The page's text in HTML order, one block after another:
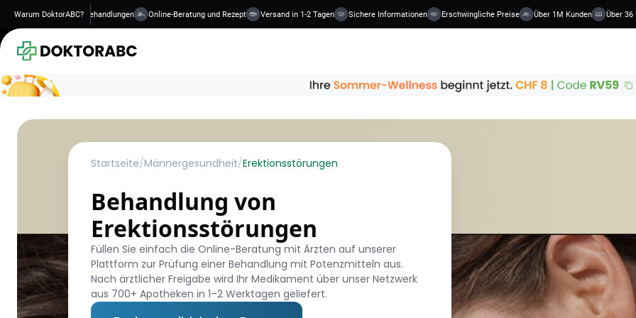
Warum DoktorABC?
qualifizierte Behandlungen Online-Beratung und Rezept Versand in 1-2 Tagen Sichere Informationen Erschwingliche Preise Über 1M Kunden Über 36
Startseite/Männergesundheit/Erektionsstörungen
Behandlung von
Erektionsstörungen
Füllen Sie einfach die Online-Beratung mit Ärzten auf unserer
Plattform zur Prüfung einer Behandlung mit Potenzmitteln aus.
Nach ärztlicher Freigabe wird Ihr Medikament über unser Netzwerk
aus 700+ Apotheken in 1–2 Werktagen geliefert.